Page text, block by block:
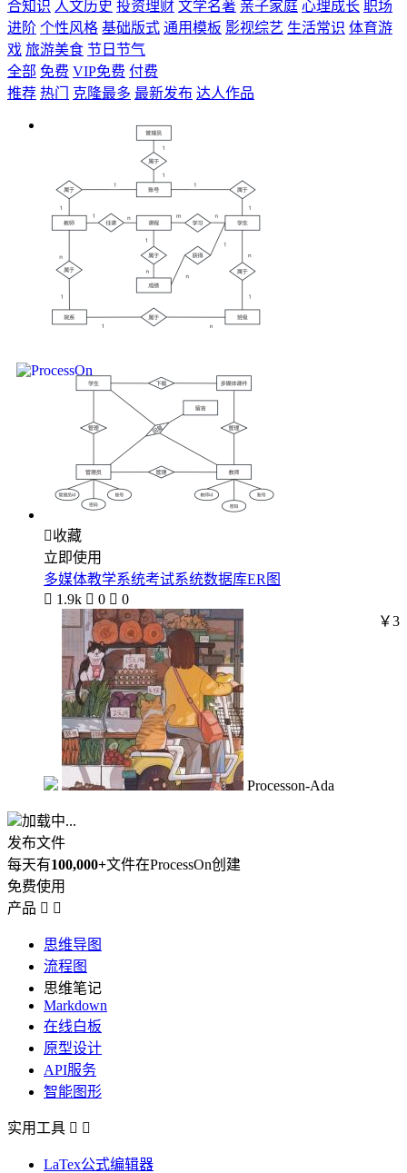
合知识 人文历史 投资理财 文学名著 亲子家庭 心理成长 职场
进阶 个性风格 基础版式 通用模板 影视综艺 生活常识 体育游
戏 旅游美食 节日节气
全部 免费 VIP免费 付费
推荐 热门 克隆最多 最新发布 达人作品
收藏
立即使用
多媒体教学系统考试系统数据库ER图
 1.9k  0  0
Processon-Ada
￥3
加载中...
发布文件
每天有100,000+文件在ProcessOn创建
免费使用
产品  
思维导图
流程图
思维笔记
Markdown
在线白板
原型设计
API服务
智能图形
实用工具  
LaTex公式编辑器